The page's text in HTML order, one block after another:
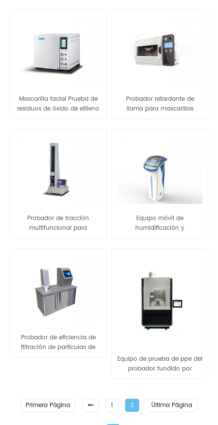
Mascarilla facial Prueba de
residuos de óxido de etileno
Probador retardante de
llama para mascarillas
Probador de tracción
multifuncional para
Equipo móvil de
humidificación y
Probador de eficiencia de
filtración de partículas de
Equipo de prueba de ppe del
probador fundido por
filtración viral de tela
Primera Página 1 2 Última Página